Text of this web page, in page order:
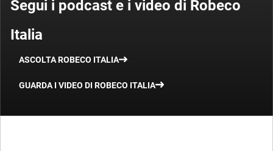
Segui i podcast e i video di Robeco
Italia
ASCOLTA ROBECO ITALIA
GUARDA I VIDEO DI ROBECO ITALIA